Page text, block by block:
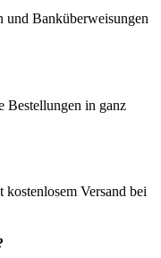
und Banküberweisungen
Bestellungen in ganz
Versand bei